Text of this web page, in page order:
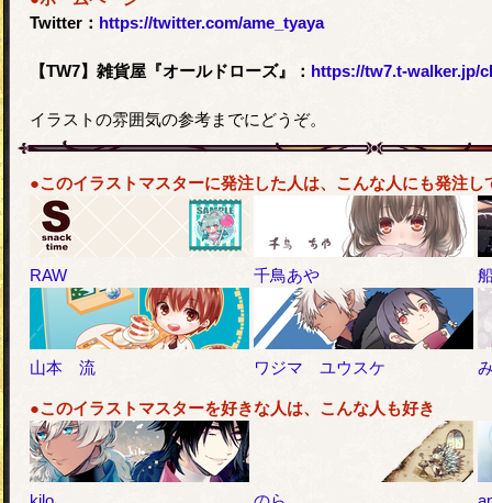
Twitter： https://twitter.com/ame_tyaya
【TW7】雑貨屋『オールドローズ』： https://tw7.t-walker.jp/
イラストの雰囲気の参考までにどうぞ。
●このイラストマスターに発注した人は、こんな人にも発注し
RAW 千鳥あや
山本 流 ワジマ ユウスケ
●このイラストマスターを好きな人は、こんな人も好き